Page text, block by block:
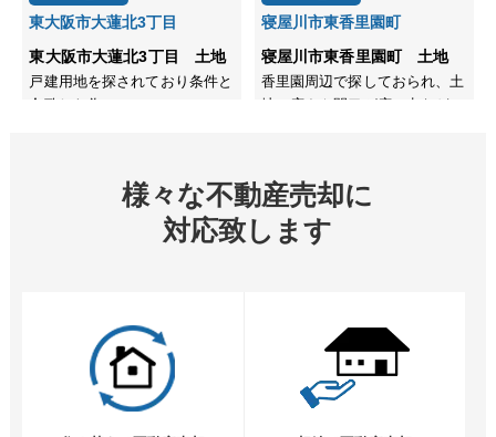
様々な不動産売却に
対応致します